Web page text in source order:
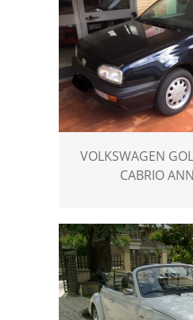
VOLKSWAGEN
CABRIO